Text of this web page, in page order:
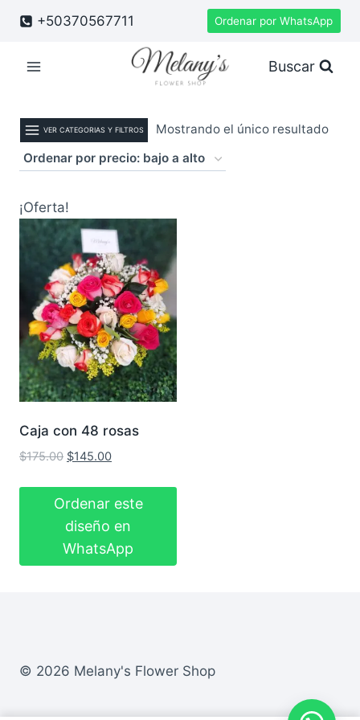
+50370567711 Ordenar por WhatsApp
Buscar
VER CATEGORIAS Y FILTROS Mostrando el único resultado
¡Oferta!
Caja con 48 rosas
$175.00 El
era:
$175.00.
$145.00El
es:
$145.00.
Ordenar este
diseño en
WhatsApp
© 2026 Melany's Flower Shop